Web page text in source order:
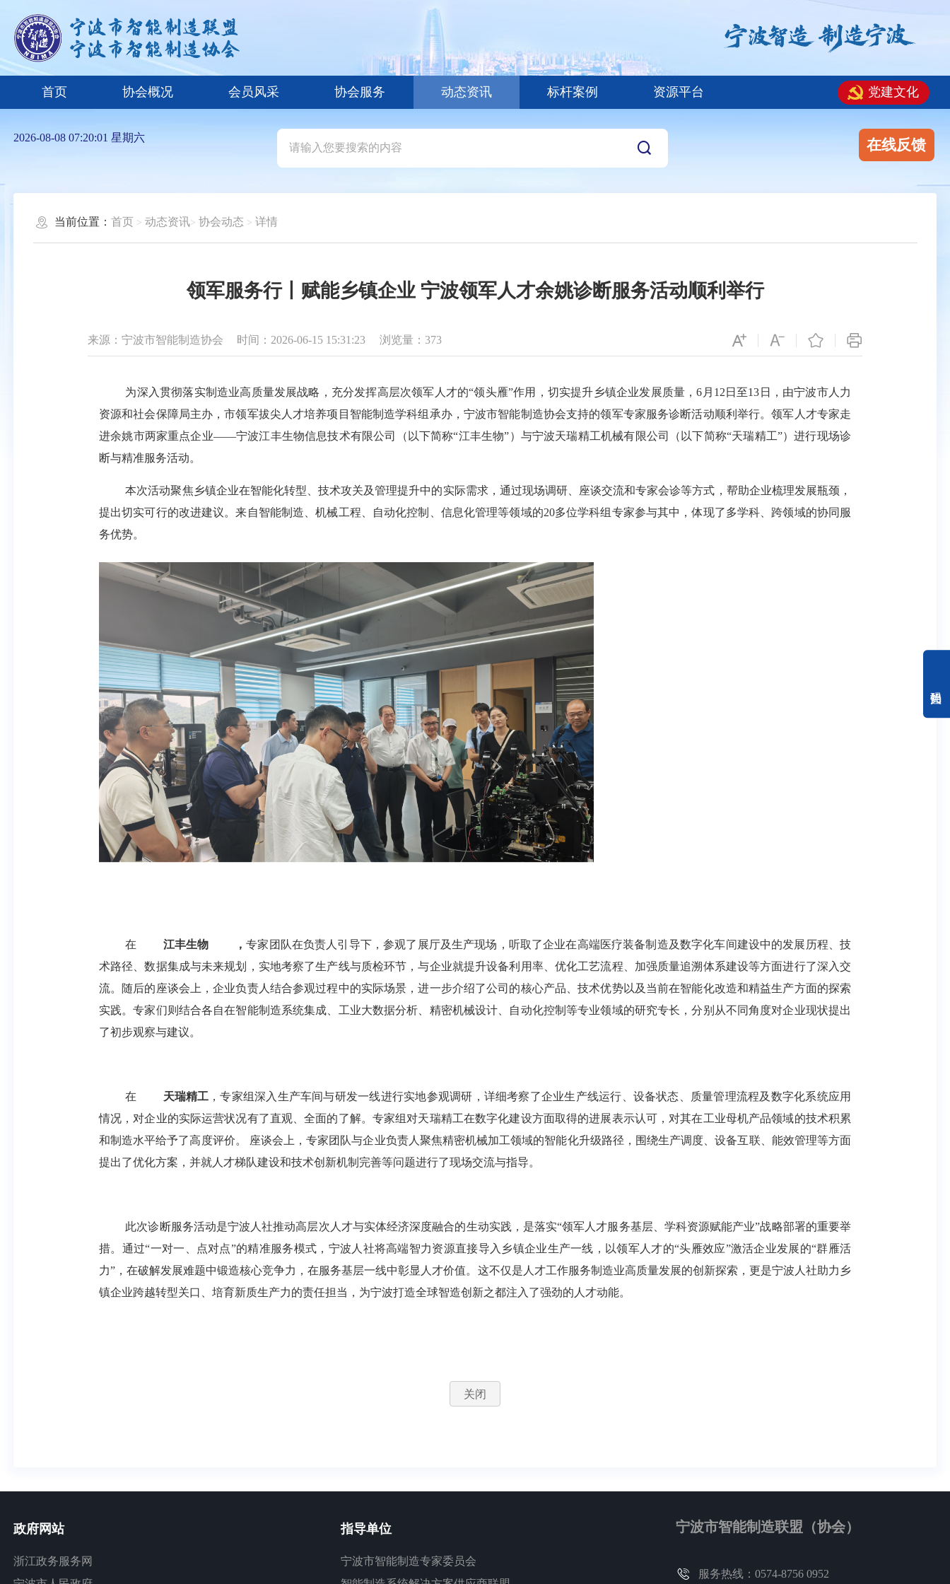
首页 协会概况 会员风采 协会服务 动态资讯 标杆案例 资源平台 党建文化
2026-08-08 07:20:02 星期六 在线反馈
当前位置：首页 动态资讯 协会动态 详情
领军服务行丨赋能乡镇企业 宁波领军人才余姚诊断服务活动顺利举行
来源：宁波市智能制造协会 时间：2026-06-15 15:31:23 浏览量：373
为深入贯彻落实制造业高质量发展战略，充分发挥高层次领军人才的“领头雁”作用，切实提升乡镇企业发展质量，6月12日至13日， 由宁波市人力
资源和社会保障局主办，市领军拔尖人才培养项目智能制造学科组承办，宁波市智能制造协会支持的领军专家服务诊断活动顺利举行。领军人才专家走
进余姚市两家重点企业——宁波江丰生物信息技术有限公司（以下简称“江丰生物”）与宁波天瑞精工机械有限公司（以下简称“天瑞精工”）进行现场诊
断与精准服务活动。
本次活动聚焦乡镇企业在智能化转型、技术攻关及管理提升中的实际需求，通过现场调研、座谈交流和专家会诊等方式，帮助企业梳理发展瓶颈，
提出切实可行的改进建议。来自智能制造、机械工程、自动化控制、信息化管理等领域的20多位学科组专家参与其中，体现了多学科、跨领域的协同服
务优势。
在 江丰生物 ，专家团队在负责人引导下，参观了展厅及生产现场，听取了企业在高端医疗装备制造及数字化车间建设中的发展历程、技
术路径、数据集成与未来规划，实地考察了生产线与质检环节，与企业就提升设备利用率、优化工艺流程、加强质量追溯体系建设等方面进行了深入交
流。随后的座谈会上，企业负责人结合参观过程中的实际场景，进一步介绍了公司的核心产品、技术优势以及当前在智能化改造和精益生产方面的探索
实践。专家们则结合各自在智能制造系统集成、工业大数据分析、精密机械设计、自动化控制等专业领域的研究专长，分别从不同角度对企业现状提出
了初步观察与建议。
在 天瑞精工，专家组深入生产车间与研发一线进行实地参观调研，详细考察了企业生产线运行、设备状态、质量管理流程及数字化系统应用
情况，对企业的实际运营状况有了直观、全面的了解。专家组对天瑞精工在数字化建设方面取得的进展表示认可，对其在工业母机产品领域的技术积累
和制造水平给予了高度评价。
座谈会上，专家团队与企业负责人聚焦精密机械加工领域的智能化升级路径，围绕生产调度、设备互联、能效管理等方面
提出了优化方案，并就人才梯队建设和技术创新机制完善等问题进行了现场交流与指导。
此次诊断服务活动是宁波人社推动高层次人才与实体经济深度融合的生动实践，是落实“领军人才服务基层、学科资源赋能产业”战略部署的重要举
措。通过“一对一、点对点”的精准服务模式，宁波人社将高端智力资源直接导入乡镇企业生产一线，以领军人才的“头雁效应”激活企业发展的“群雁活
力”，在破解发展难题中锻造核心竞争力，在服务基层一线中彰显人才价值。这不仅是人才工作服务制造业高质量发展的创新探索，更是宁波人社助力乡
镇企业跨越转型关口、培育新质生产力的责任担当，为宁波打造全球智造创新之都注入了强劲的人才动能。
关闭
宁波市智能制造联盟（协会）
服务热线：0574-8756 0952
政府网站
浙江政务服务网
指导单位
宁波市智能制造专家委员会